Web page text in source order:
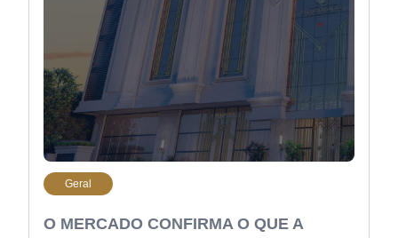
Geral
O MERCADO CONFIRMA O QUE A